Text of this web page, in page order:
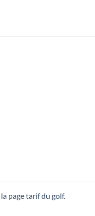
la page tarif du golf.